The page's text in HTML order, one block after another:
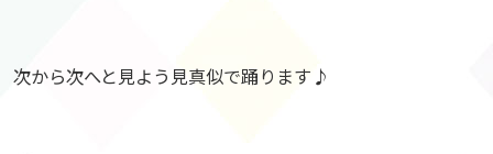
次から次へと見よう見真似で踊ります♪